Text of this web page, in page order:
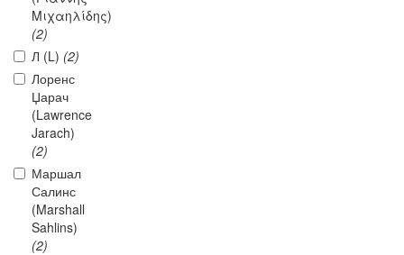
Μιχαηλίδης)
(2)
Л (L) (2)
Лоренс
Џарач
(Lawrence
Jarach)
(2)
Маршал
Салинс
(Marshall
Sahlins)
(2)